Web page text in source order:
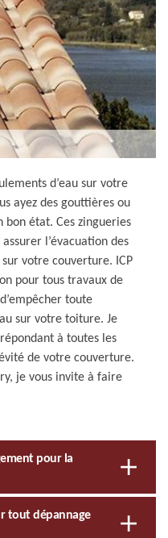
d’eau sur votre
ayez des gouttières ou
bon état. Ces zingueries
l’évacuation des
votre couverture. ICP
pour tous travaux de
toute
sur votre toiture. Je
à toutes les
de votre couverture.
je vous invite à faire
pour la
tout dépannage